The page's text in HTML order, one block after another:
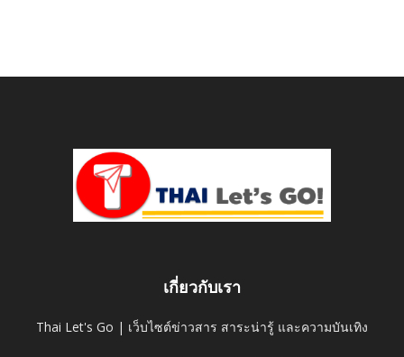
เกี่ยวกับเรา
Thai Let's Go | เว็บไซต์ข่าวสาร สาระน่ารู้ และความบันเทิง